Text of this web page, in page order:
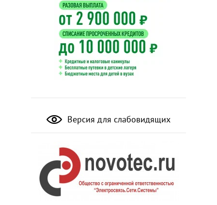
Версия для слабовидящих